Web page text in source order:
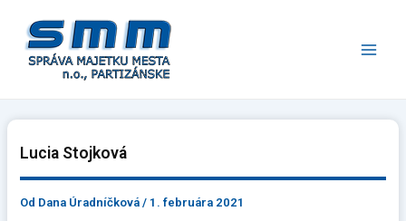
obsah
Lucia Stojková
Od Dana Úradníčková/ 1. februára 2021